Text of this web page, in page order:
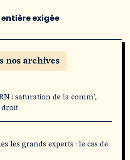
exigée
nos archives
: saturation de la comm’,
droit
les grands experts : le cas de